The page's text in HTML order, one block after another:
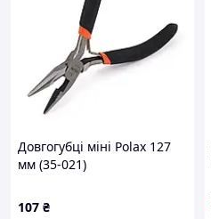
Довгогубці міні Polax 127
мм (35-021)
107 ₴